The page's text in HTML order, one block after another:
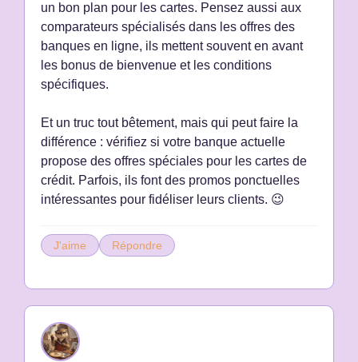
un bon plan pour les cartes. Pensez aussi aux
comparateurs spécialisés dans les offres des
banques en ligne, ils mettent souvent en avant
les bonus de bienvenue et les conditions
spécifiques.
Et un truc tout bêtement, mais qui peut faire la
différence : vérifiez si votre banque actuelle
propose des offres spéciales pour les cartes de
crédit. Parfois, ils font des promos ponctuelles
intéressantes pour fidéliser leurs clients. 😉
J'aime Répondre